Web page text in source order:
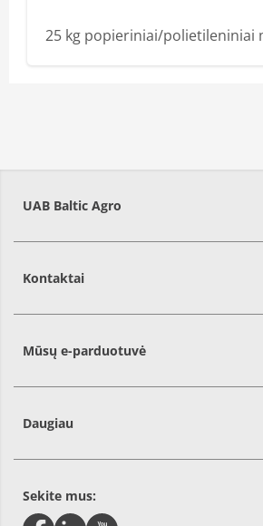
25 kg popieriniai/polietileniniai
UAB Baltic Agro
Kontaktai
Mūsų e-parduotuvė
Daugiau
Sekite mus: